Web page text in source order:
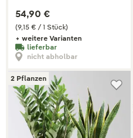
(9,15 € / 1 Stück)
54,90 €
+ weitere Varianten
lieferbar
nicht abholbar
2 Pflanzen